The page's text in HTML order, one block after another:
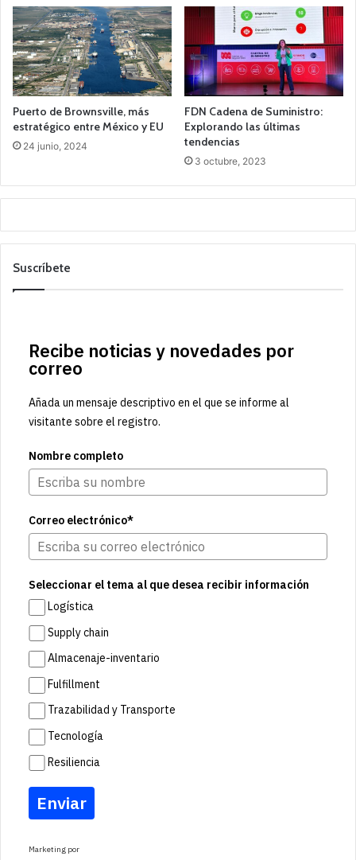
Puerto de Brownsville, más
estratégico entre México y EU
24 junio, 2024
FDN Cadena de Suministro:
Explorando las últimas
tendencias
3 octubre, 2023
Suscríbete
Recibe noticias y novedades por
correo
Añada un mensaje descriptivo en el que se informe al
visitante sobre el registro.
Nombre completo
Correo electrónico*
Seleccionar el tema al que desea recibir información
Logística
Supply chain
Almacenaje-inventario
Fulfillment
Trazabilidad y Transporte
Tecnología
Resiliencia
Enviar
Marketing por